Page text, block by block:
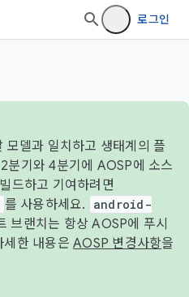
로그인
델과 일치하고 생태계의 플
분기와 4분기에 AOSP에 소스
드하고 기여하려면
를 사용하세요.
android-
브랜치는 항상 AOSP에 푸시
한 내용은 AOSP 변경사항을